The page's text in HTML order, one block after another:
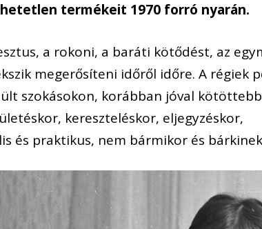
termékeit 1970 forró nyarán.
a rokoni, a baráti kötődést, az
megerősíteni időről időre. A régiek
szokásokon, korábban jóval
kereszteléskor, eljegyzéskor,
és praktikus, nem bármikor és